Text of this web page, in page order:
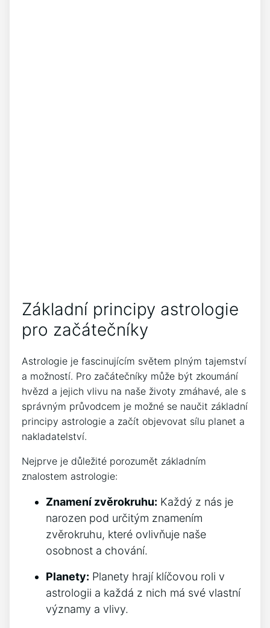
Základní principy astrologie
pro začátečníky
Astrologie je fascinujícím světem plným tajemství
a možností. Pro začátečníky může být zkoumání
hvězd a jejich vlivu na naše životy zmáhavé, ale s
správným průvodcem je možné se naučit základní
principy astrologie a začít objevovat sílu planet a
nakladatelství.
Nejprve je důležité porozumět základním
znalostem astrologie:
Znamení zvěrokruhu: Každý z nás je
narozen pod určitým znamením
zvěrokruhu, které ovlivňuje naše
osobnost a chování.
Planety: Planety hrají klíčovou roli v
astrologii a každá z nich má své vlastní
významy a vlivy.